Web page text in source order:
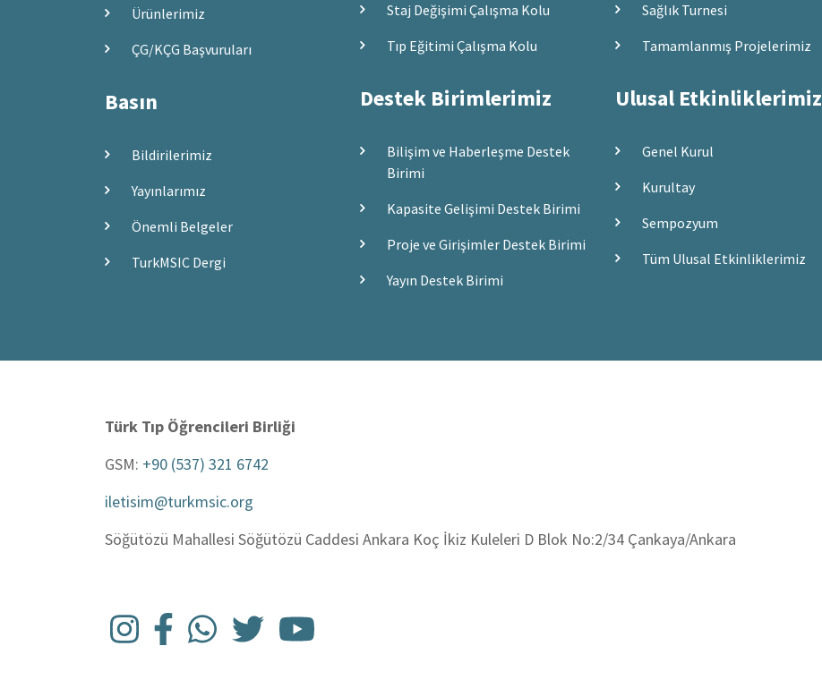
Ürünlerimiz
ÇG/KÇG Başvuruları
Basın
Bildirilerimiz
Yayınlarımız
Önemli Belgeler
TurkMSIC Dergi
Staj Değişimi Çalışma Kolu
Tıp Eğitimi Çalışma Kolu
Destek Birimlerimiz
Bilişim ve Haberleşme Destek
Birimi
Kapasite Gelişimi Destek Birimi
Proje ve Girişimler Destek Birimi
Yayın Destek Birimi
Sağlık Turnesi
Tamamlanmış Projelerimiz
Ulusal Etkinliklerimiz
Genel Kurul
Kurultay
Sempozyum
Tüm Ulusal Etkinliklerimiz
Türk Tıp Öğrencileri Birliği
GSM: +90 (537) 321 6742
iletisim@turkmsic.org
Söğütözü Mahallesi Söğütözü Caddesi Ankara Koç İkiz Kuleleri D Blok No:2/34 Çankaya/Ankara